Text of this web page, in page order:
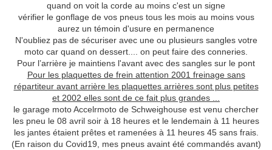
quand on voit la corde au moins c'est un signe
vérifier le gonflage de vos pneus tous les mois au moins vous
aurez un témoin d'usure en permanence
N'oubliez pas de sécuriser avec une ou plusieurs sangles votre
moto car quand on dessert.... on peut faire des conneries.
Pour l’arrière je maintiens l'avant avec des sangles sur le pont
Pour les plaquettes de frein attention 2001 freinage sans
répartiteur avant arrière les plaquettes arrières sont plus petites
et 2002 elles sont de ce fait plus grandes ...
le garage moto Accelrmoto de Schweighouse est venu chercher
les pneu le 08 avril soir à 18 heures et le lendemain à 11 heures
les jantes étaient prêtes et ramenées à 11 heures 45 sans frais.
(En raison du Covid19, mes pneus avaint été commandés avant)